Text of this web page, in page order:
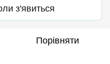
з'явиться
Порівняти